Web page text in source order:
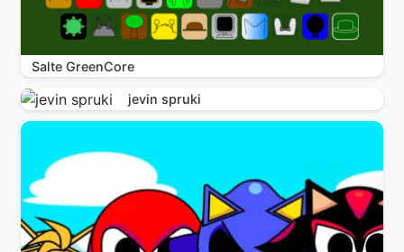
Salte GreenCore
jevin spruki